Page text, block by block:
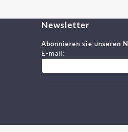
Newsletter
Abonnieren sie unseren
E-mail: